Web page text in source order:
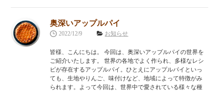
奥深いアップルパイ
2022/12/9 お知らせ
皆様、こんにちは。 今回は、奥深いアップルパイの世界を
ご紹介いたします。 世界の各地でよく作られ、多様なレシ
ピが存在するアップルパイ。ひとえにアップルパイといっ
ても、生地やりんご、味付けなど、地域によって特徴がみ
られます。よって今回は、世界中で愛されている様々な種